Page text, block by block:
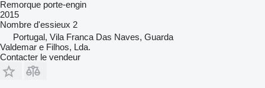
Remorque porte-engin
2015
Nombre d'essieux 2
Portugal, Vila Franca Das Naves, Guarda
Valdemar e Filhos, Lda.
Contacter le vendeur